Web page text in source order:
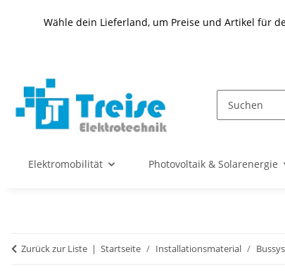
Wähle dein Lieferland, um Preise und Artikel für
Elektromobilität Photovoltaik & Solarenergie
Zurück zur Liste Startseite Installationsmaterial